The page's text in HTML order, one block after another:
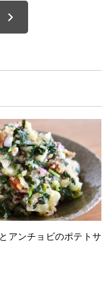
アンチョビのポテトサ